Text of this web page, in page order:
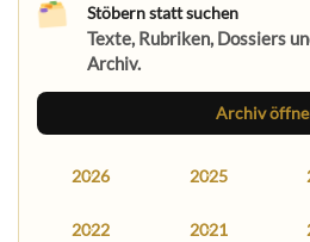
Stöbern statt suchen
Texte, Rubriken, Dossiers
Archiv.
Archiv
2026 2025
2022 2021